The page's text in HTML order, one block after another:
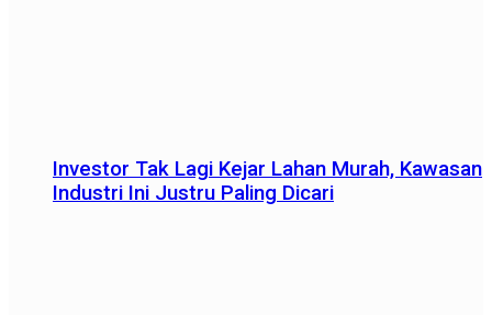
Investor Tak Lagi Kejar Lahan Murah, Kawasan
Industri Ini Justru Paling Dicari